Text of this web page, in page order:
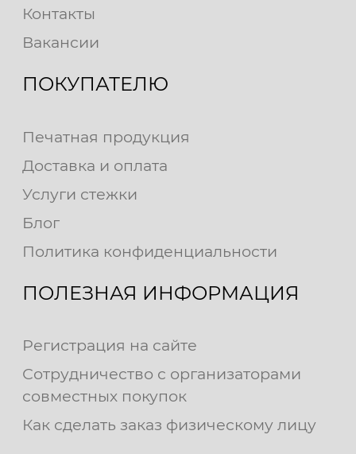
Контакты
Вакансии
ПОКУПАТЕЛЮ
Печатная продукция
Доставка и оплата
Услуги стежки
Блог
Политика конфиденциальности
ПОЛЕЗНАЯ ИНФОРМАЦИЯ
Регистрация на сайте
Сотрудничество с организаторами
совместных покупок
Как сделать заказ физическому лицу